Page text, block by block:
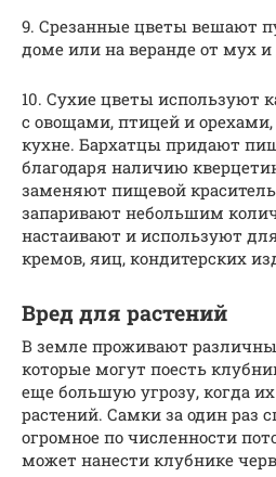
9. Срезанные цветы вешают
доме или на веранде от мух
10. Сухие цветы используют
с овощами, птицей и орехами,
кухне. Бархатцы придают
благодаря наличию
заменяют пищевой
запаривают небольшим
настаивают и используют
кремов, яиц, кондитерских
Вред для растений
В земле проживают
которые могут поесть
еще большую угрозу, когда
растений. Самки за один раз
огромное по численности
может нанести клубнике